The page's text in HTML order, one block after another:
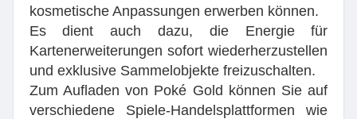
kosmetische Anpassungen erwerben können.
Es dient auch dazu, die Energie für
Kartenerweiterungen sofort wiederherzustellen
und exklusive Sammelobjekte freizuschalten.
Zum Aufladen von Poké Gold können Sie auf
verschiedene Spiele-Handelsplattformen wie